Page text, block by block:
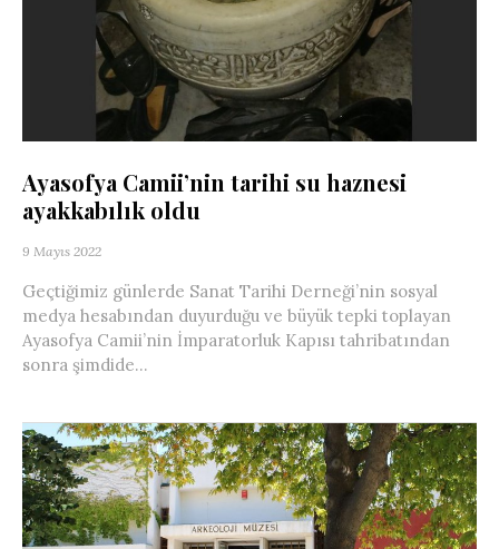
Ayasofya Camii’nin tarihi su haznesi
ayakkabılık oldu
9 Mayıs 2022
Geçtiğimiz günlerde Sanat Tarihi Derneği’nin sosyal
medya hesabından duyurduğu ve büyük tepki toplayan
Ayasofya Camii’nin İmparatorluk Kapısı tahribatından
sonra şimdide...